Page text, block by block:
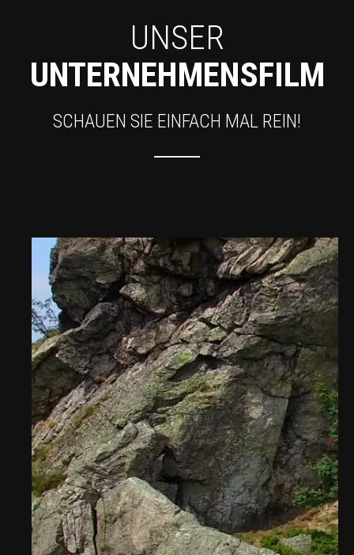
UNSER
UNTERNEHMENSFILM
SCHAUEN SIE EINFACH MAL REIN!